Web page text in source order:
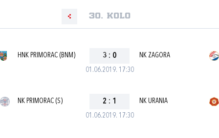
30. kolo
01.06.2019. 17:30
HNK PRIMORAC (BNM) 3 : 0 NK ZAGORA
01.06.2019. 17:30
NK PRIMORAC (S) 2 : 1 NK URANIA